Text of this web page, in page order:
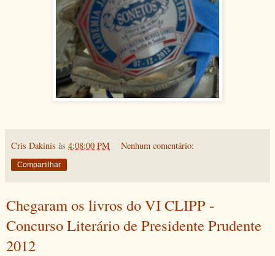
Cris Dakinis às 4:08:00 PM Nenhum comentário:
Compartilhar
Chegaram os livros do VI CLIPP -
Concurso Literário de Presidente Prudente
2012